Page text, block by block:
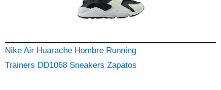
Nike Air Huarache Hombre Running
Trainers DD1068 Sneakers Zapatos